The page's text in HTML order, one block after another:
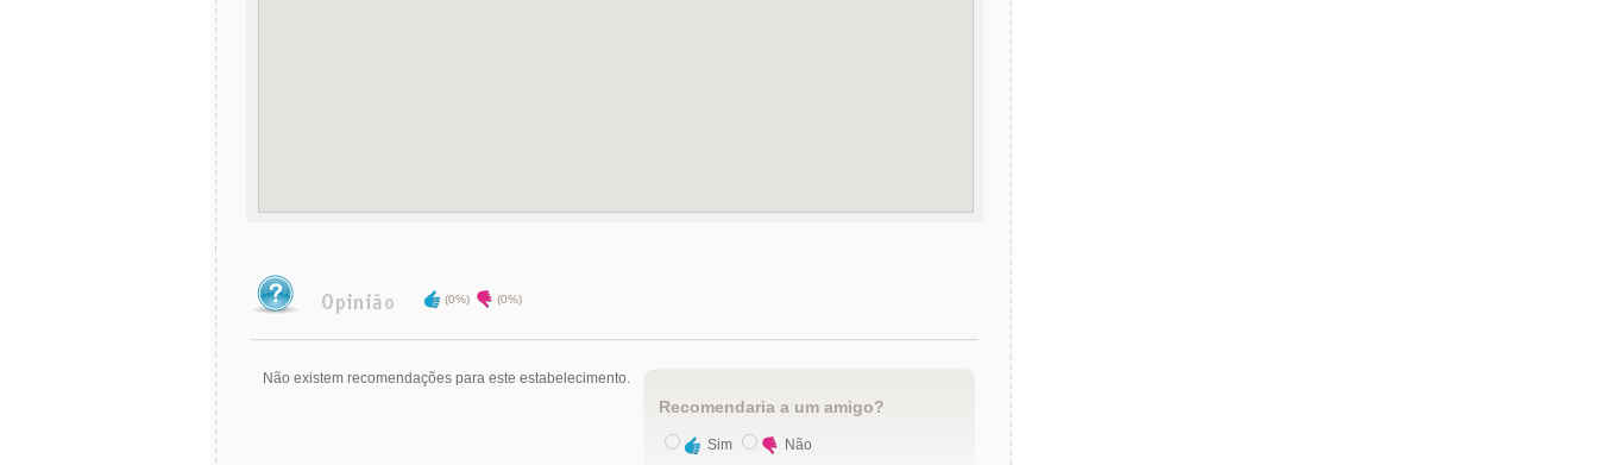
(0%) (0%)
Não existem recomendações para este estabelecimento.
Recomendaria a um amigo?
Sim Não